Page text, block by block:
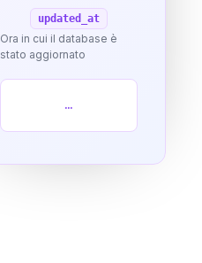
updated_at
Ora in cui il database è
stato aggiornato
...